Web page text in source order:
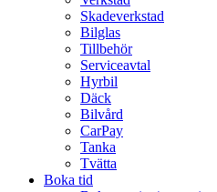
Skadeverkstad
Bilglas
Tillbehör
Serviceavtal
Hyrbil
Däck
Bilvård
CarPay
Tanka
Tvätta
Boka tid